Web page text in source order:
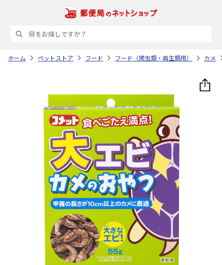
ホーム ペットストア フード フード（爬虫類・両生類用） カメ